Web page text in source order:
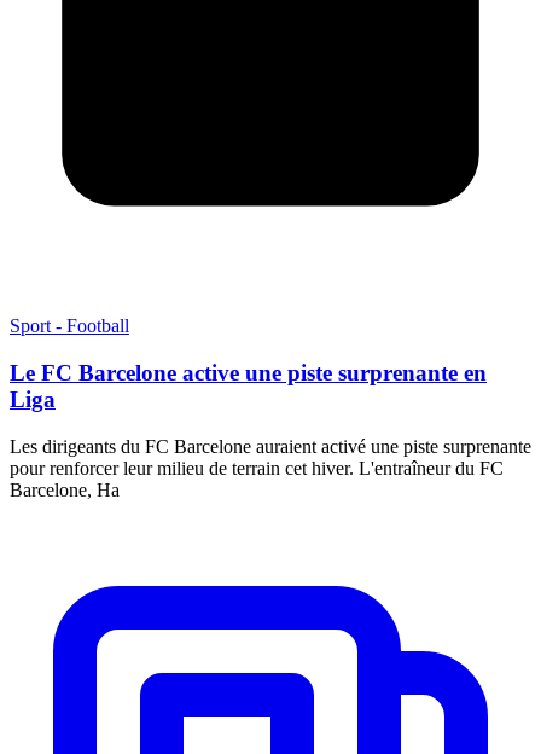
Sport - Football
Le FC Barcelone active une piste surprenante en
Liga
Les dirigeants du FC Barcelone auraient activé une piste surprenante
pour renforcer leur milieu de terrain cet hiver. L'entraîneur du FC
Barcelone, Ha